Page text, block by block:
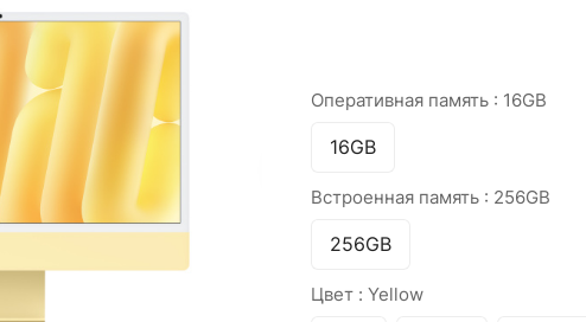
Оперативная память : 16GB
16GB
Встроенная память : 256GB
256GB
Цвет : Yellow